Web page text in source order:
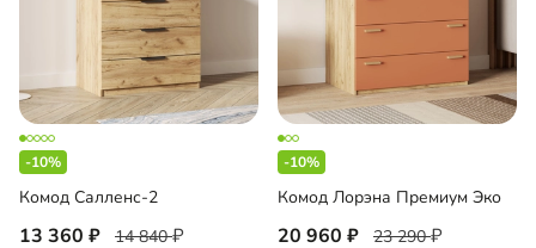
-10%
Комод Салленс-2
13 360 14 840
-10%
Комод Лорэна Премиум Эко
20 960 23 290